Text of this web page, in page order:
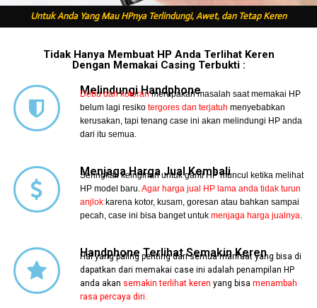
Untuk Anda Yang Mau HPnya Terlindungi, Awet, dan Tetap Keren
Tidak Hanya Membuat HP Anda Terlihat Keren
Dengan Memakai Casing Terbukti :
Melindungi Handphone
Debu dan kotoran merupakan masalah saat memakai HP
belum lagi resiko tergores dan terjatuh menyebabkan
kerusakan, tapi tenang case ini akan melindungi HP anda
dari itu semua.
Menjaga Harga Jual Kembali
Seringkali keinginan untuk ganti HP muncul ketika melihat
HP model baru.Agar harga jual HP lama anda tidak turun
anjlok karena kotor, kusam, goresan atau bahkan sampai
pecah, case ini bisa banget untukmenjaga harga jualnya.
Handphone Terlihat Semakin Keren
Hal yang paling penting dari semua manfaat yang bisa di
dapatkan dari memakai case ini adalah penampilan HP
anda akan semakin terlihat keren yang bisamenambah
rasa percaya diri.